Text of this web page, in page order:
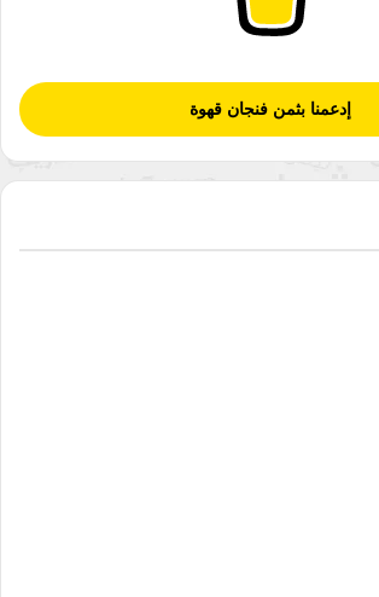
إدعمنا بثمن فنجان قهوة